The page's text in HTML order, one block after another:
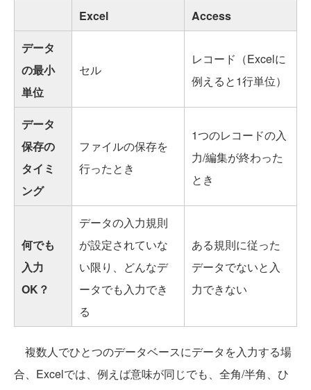
Excel
Access
データ
の最小
単位
セル
レコード（Excelに
例えると1行単位）
データ
保存の
タイミ
ング
ファイルの保存を
行ったとき
1つのレコードの入
力/編集が終わった
とき
何でも
入力
OK？
データの入力規則
が設定されていな
い限り、どんなデ
ータでも入力でき
る
ある規則に従った
データでないと入
力できない
複数人でひとつのデータベースにデータを入力する場
合、Excelでは、例えば意味が同じでも、全角/半角、ひ